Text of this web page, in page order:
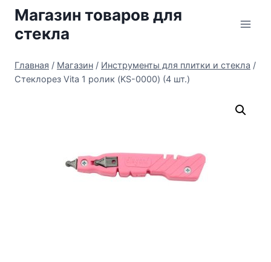
Перейти
содержимому
Магазин товаров для
стекла
Главная / Магазин / Инструменты для плитки и стекла /
Стеклорез Vita 1 ролик (KS-0000) (4 шт.)